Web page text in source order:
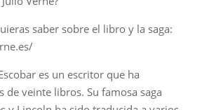
saber sobre el libro y la saga:
es un escritor que ha
de veinte libros. Su famosa saga